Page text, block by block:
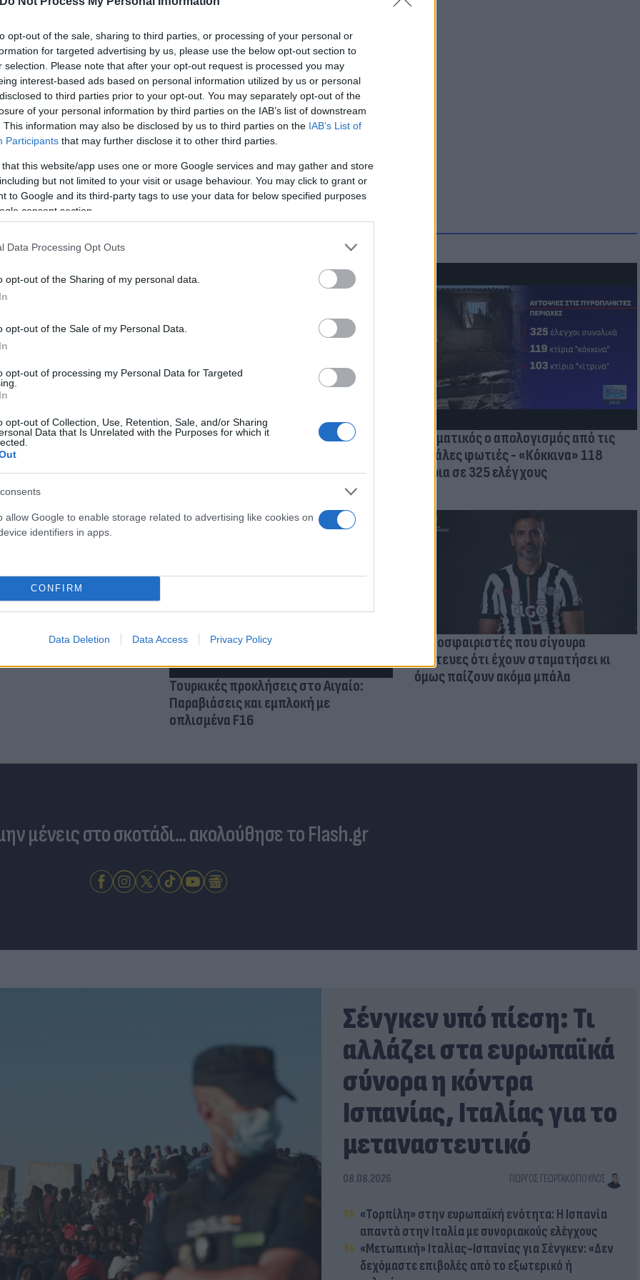
opt-out of the sale, sharing to third parties, or processing of your personal or
for targeted advertising by us, please use the below opt-out section to
selection. Please note that after your opt-out request is processed you may
interest-based ads based on personal information utilized by us or personal
to third parties prior to your opt-out. You may separately opt-out of the
of your personal information by third parties on the IAB’s list of downstream
This information may also be disclosed by us to third parties on the IAB’s List of
Participants that may further disclose it to other third parties.
that this website/app uses one or more Google services and may gather and store
but not limited to your visit or usage behaviour. You may click to grant or
to Google and its third-party tags to use your data for below specified purposes
consent section.
Data Processing Opt Outs
opt-out of the Sharing of my personal data.
opt-out of the Sale of my Personal Data.
opt-out of processing my Personal Data for Targeted
opt-out of Collection, Use, Retention, Sale, and/or Sharing
Data that Is Unrelated with the Purposes for which it
allow Google to enable storage related to advertising like cookies on
identifiers in apps.
CONFIRM
Data Deletion Data Access Privacy Policy
τραβούν οι οδηγοί έως και την Παρασκευή
τον θεό» - Η κυρία Μέσι
στο Instagram, την
Και οι μαϊμούδες έχουν κατοικίδια! Οι
"φιλίες" μεταξύ διαφορετικών ειδών
Δραματικός ο απολογισμός από τις
μεγάλες φωτιές - «Κόκκινα» 118
κτίρια σε 325 ελέγχους
ο κίνδυνος σοβαρής
κάκωσης
Τουρκικές προκλήσεις στο Αιγαίο:
Παραβιάσεις και εμπλοκή με
οπλισμένα F16
Ποδοσφαιριστές που σίγουρα
πίστευες ότι έχουν σταματήσει κι
όμως παίζουν ακόμα μπάλα
μένεις στο σκοτάδι... ακολούθησε το Flash.gr
Σένγκεν υπό πίεση: Τι
αλλάζει στα ευρωπαϊκά
σύνορα η κόντρα
Ισπανίας, Ιταλίας για το
μεταναστευτικό
08.08.2026 ΓΙΏΡΓΟΣ ΓΕΩΡΓΑΚΌΠΟΥΛΟΣ
«Τορπίλη» στην ευρωπαϊκή ενότητα: Η Ισπανία
απαντά στην Ιταλία με συνοριακούς ελέγχους
«Μετωπική» Ιταλίας-Ισπανίας για Σένγκεν: «Δεν
δεχόμαστε επιβολές από το εξωτερικό ή